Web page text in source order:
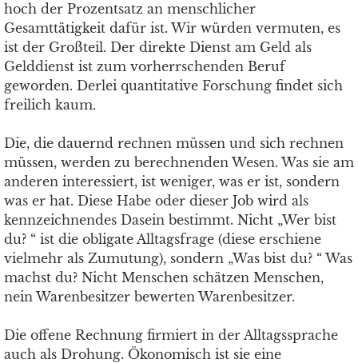
hoch der Prozentsatz an menschlicher
Gesamttätigkeit dafür ist. Wir würden vermuten, es
ist der Großteil. Der direkte Dienst am Geld als
Gelddienst ist zum vorherrschenden Beruf
geworden. Derlei quantitative Forschung findet sich
freilich kaum.
Die, die dauernd rechnen müssen und sich rechnen
müssen, werden zu berechnenden Wesen. Was sie am
anderen interessiert, ist weniger, was er ist, sondern
was er hat. Diese Habe oder dieser Job wird als
kennzeichnendes Dasein bestimmt. Nicht „Wer bist
du? “ ist die obligate Alltagsfrage (diese erschiene
vielmehr als Zumutung), sondern „Was bist du? “ Was
machst du? Nicht Menschen schätzen Menschen,
nein Warenbesitzer bewerten Warenbesitzer.
Die offene Rechnung firmiert in der Alltagssprache
auch als Drohung. Ökonomisch ist sie eine